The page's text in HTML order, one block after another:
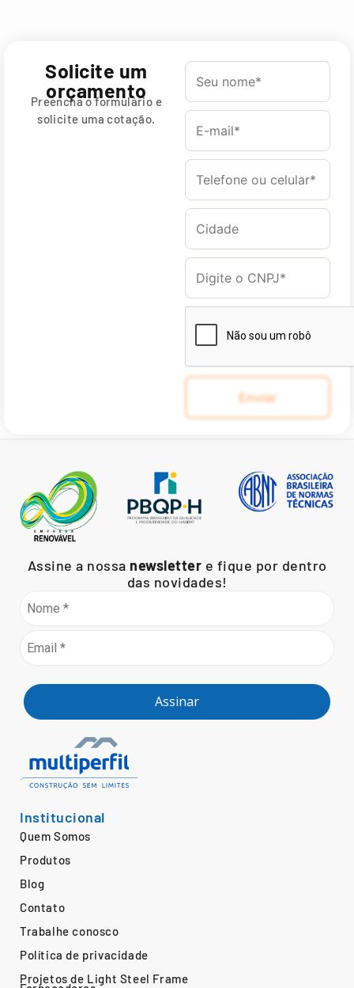
Solicite um
orçamento
Preencha o formulário e
solicite uma cotação.
Assine a nossa newsletter e fique por dentro
das novidades!
Assinar
Institucional
Quem Somos
Produtos
Blog
Contato
Trabalhe conosco
Política de privacidade
Projetos de Light Steel Frame